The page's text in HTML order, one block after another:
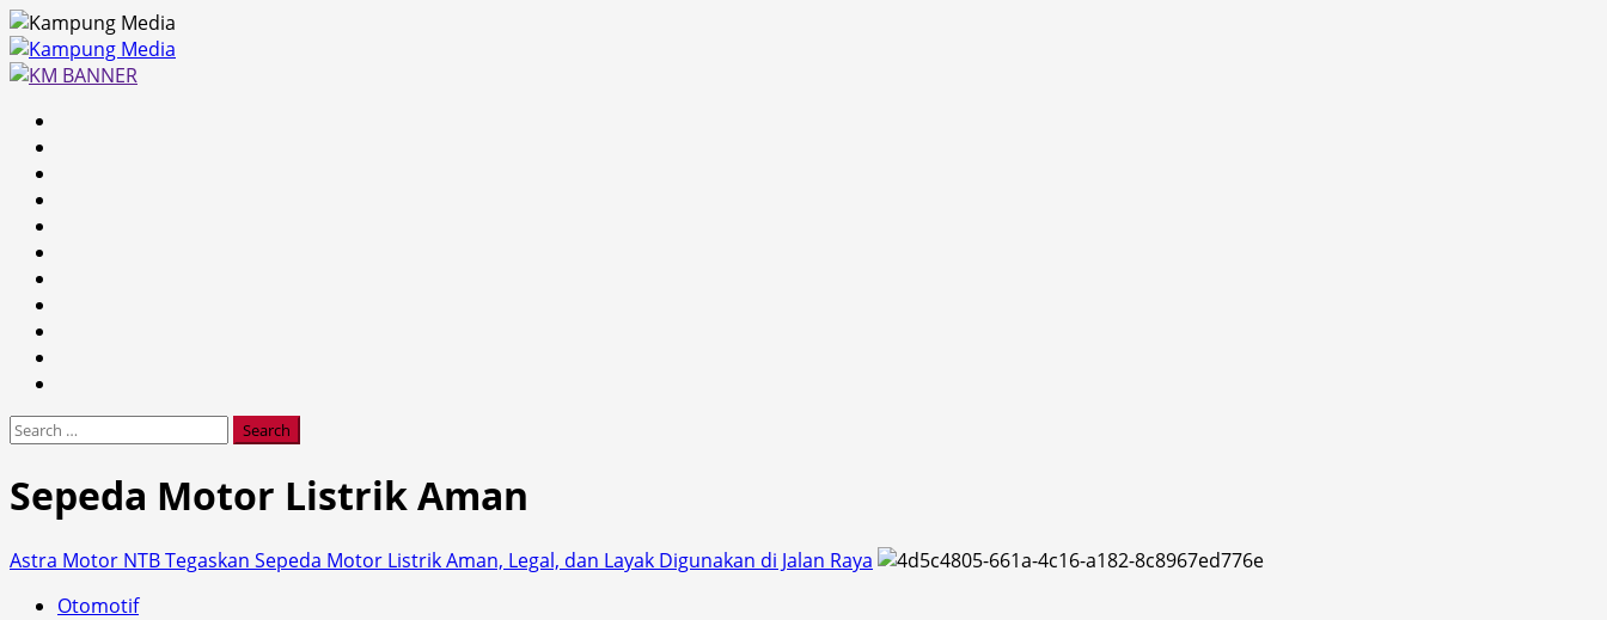
Skip
to
content
Primary
Menu
Search
Sepeda Motor Listrik Aman
Astra Motor NTB Tegaskan Sepeda Motor Listrik Aman, Legal, dan Layak Digunakan di Jalan Raya
Otomotif